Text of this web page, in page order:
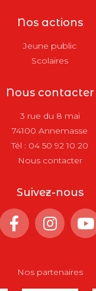
Nos actions
Jeune public
Scolaires
Nous contacter
3 rue du 8 mai
74100 Annemasse
Tél : 04 50 92 10 20
Nous contacter
Suivez-nous
Nos partenaires